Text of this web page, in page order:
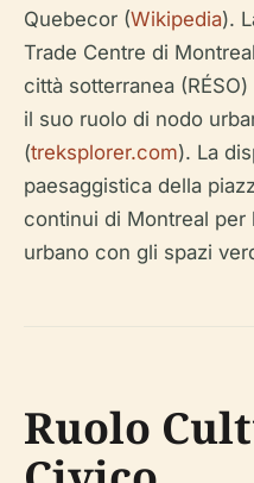
Quebecor (Wikipedia).
Trade Centre di
città sotterranea
il suo ruolo di nodo
(treksplorer.com). La
paesaggistica della
continui di Montreal
urbano con gli spazi
Ruolo